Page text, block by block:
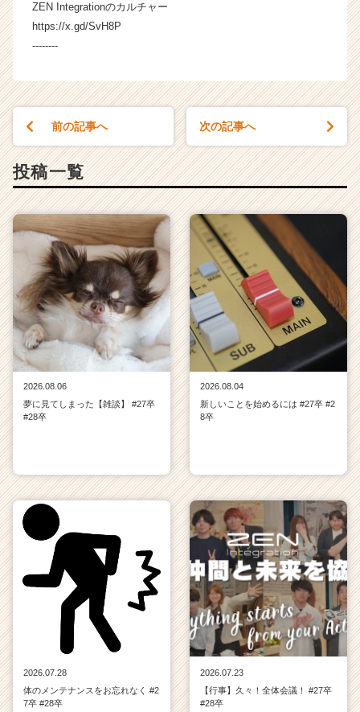
a
r）
ZEN Integrationのカルチャー
https://x.gd/SvH8P
--------
前の記事へ 次の記事へ
投稿一覧
2026.08.06
夢に見てしまった【雑談】 #27卒
#28卒
2026.08.04
新しいことを始めるには #27卒 #2
8卒
2026.07.28
体のメンテナンスをお忘れなく #2
7卒 #28卒
2026.07.23
【行事】久々！全体会議！ #27卒
#28卒